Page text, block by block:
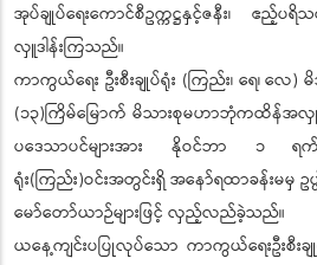
အုပ်ချုပ်ရေးကောင်စီဥက္ကဋ္ဌနှင့်ဇနီး၊ ဧ
လှူဒါန်းကြသည်။
ကာကွယ်ရေး ဦးစီးချုပ်ရုံး (ကြည်း၊ ရေ၊ လေ)
(၁၃)ကြိမ်မြောက် မိသားစုမဟာဘုံကထိန်အ
ပဒေသာပင်များအား နိုဝင်ဘာ ၁ ရ
ရုံး(ကြည်း)ဝင်းအတွင်းရှိ အနော်ရထာခန်းမမှ
မော်တော်ယာဉ်များဖြင့် လှည့်လည်ခဲ့သည်။
ယနေ့ကျင်းပပြုလုပ်သော ကာကွယ်ရေးဦးစီးချု